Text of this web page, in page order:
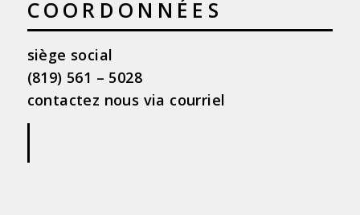
COORDONNÉES
siège social
(819) 561 – 5028
contactez nous via courriel